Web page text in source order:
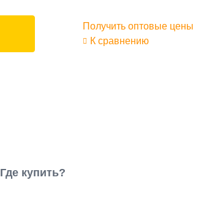
Получить оптовые цены
К сравнению
Где купить?